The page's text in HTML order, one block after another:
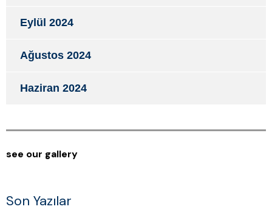
Eylül 2024
Ağustos 2024
Haziran 2024
see our gallery
Son Yazılar